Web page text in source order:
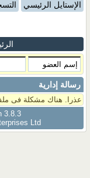
الإستايل الرئيسي
رسالة إدارية
عذرا. هناك مشكلة فى
3.8.3
Ltd.